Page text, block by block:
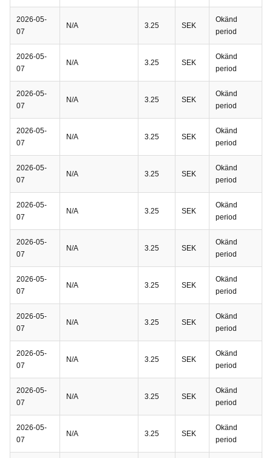
2026-05-
07
N/A 3.25 SEK
Okänd
period
2026-05-
07
N/A 3.25 SEK
Okänd
period
2026-05-
07
N/A 3.25 SEK
Okänd
period
2026-05-
07
N/A 3.25 SEK
Okänd
period
2026-05-
07
N/A 3.25 SEK
Okänd
period
2026-05-
07
N/A 3.25 SEK
Okänd
period
2026-05-
07
N/A 3.25 SEK
Okänd
period
2026-05-
07
N/A 3.25 SEK
Okänd
period
2026-05-
07
N/A 3.25 SEK
Okänd
period
2026-05-
07
N/A 3.25 SEK
Okänd
period
2026-05-
07
N/A 3.25 SEK
Okänd
period
2026-05-
07
N/A 3.25 SEK
Okänd
period